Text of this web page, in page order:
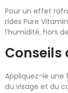
Pour un effet
rides Pure
l’humidité, hors
Appliquez-le une
du visage et du